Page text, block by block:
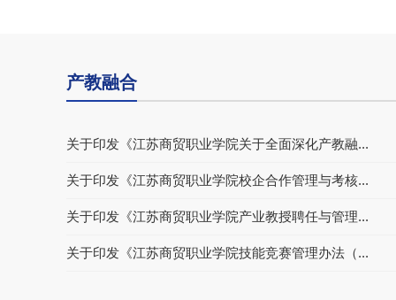
产教融合
关于印发《江苏商贸职业学院关于全面深化产教融...
关于印发《江苏商贸职业学院校企合作管理与考核...
关于印发《江苏商贸职业学院产业教授聘任与管理...
关于印发《江苏商贸职业学院技能竞赛管理办法（...